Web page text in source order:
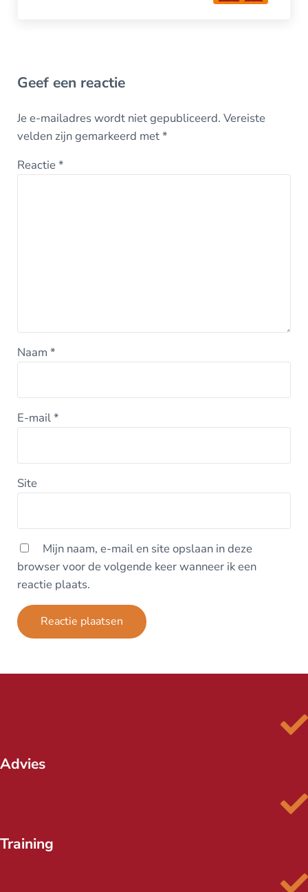
Geef een reactie
Je e-mailadres wordt niet gepubliceerd. Vereiste
velden zijn gemarkeerd met*
Reactie*
Naam *
E-mail*
Site
Mijn naam, e-mail en site opslaan in deze
browser voor de volgende keer wanneer ik een
reactie plaats.
Advies
Training